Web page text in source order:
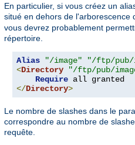
En particulier, si vous créez un
situé en dehors de l'arborescence
vous devrez probablement
répertoire.
Alias "/image"
"/ftp/pub/
<Directory "/ftp/pub/
Require
</Directory>
Le nombre de slashes dans le
correspondre au nombre de
requête.